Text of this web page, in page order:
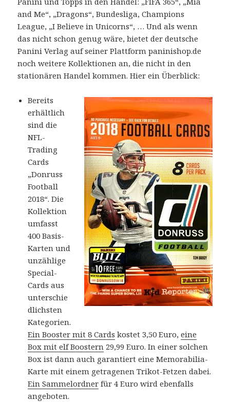
and Me“, „Dragons“, Bundesliga, Champions
League, „I Believe in Unicorns“, … Und als wenn
das nicht schon genug wäre, bietet der deutsche
Panini Verlag auf seiner Plattform paninishop.de
noch weitere Kollektionen an, die nicht in den
stationären Handel kommen. Hier ein Überblick:
Bereits
erhältlich
sind die
NFL-
Trading
Cards
„Donruss
Football
2018“. Die
Kollektion
umfasst
400 Basis-
Karten und
unzählige
Special-
Cards aus
unterschie
dlichsten
Kategorien.
Ein Booster mit 8 Cards kostet 3,50 Euro,eine
Box mit elf Boostern 29,99 Euro. In einer solchen
Box ist dann auch garantiert eine Memorabilia-
Karte mit einem getragenen Trikot-Fetzen dabei.
Ein Sammelordner für 4 Euro wird ebenfalls
angeboten.